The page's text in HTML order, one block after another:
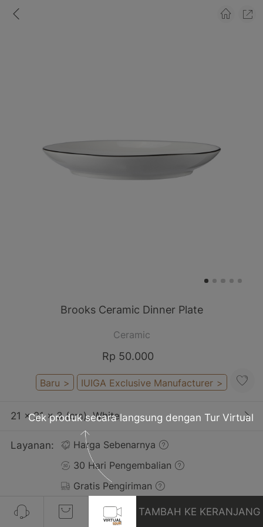
Brooks Ceramic Dinner Plate
Ceramic
Rp 50.000
Baru > IUIGA Exclusive Manufacturer >
21 x 21 x 3 (cm), White
Layanan:
Harga Sebenarnya
30 Hari Pengembalian
Gratis Pengiriman
TAMBAH KE KERANJANG
Cek produk secara langsung dengan Tur Virtual